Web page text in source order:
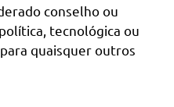
conselho ou
tecnológica ou
quaisquer outros